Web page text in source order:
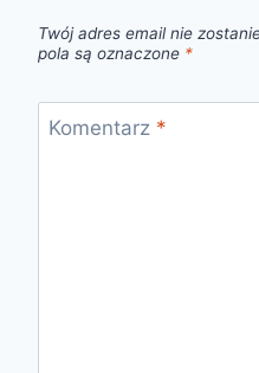
Twój adres email nie
pola są oznaczone *
Komentarz *